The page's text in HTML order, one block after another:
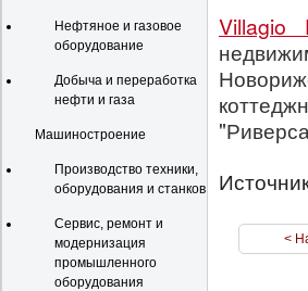
Нефтяное и газовое
оборудование
Добыча и переработка
нефти и газа
Машиностроение
Производство техники,
оборудования и станков
Сервис, ремонт и
модернизация
промышленного
оборудования
Villagio
<